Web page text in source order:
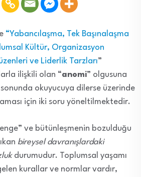
“Yabancılaşma, Tek Başınalaşma
Kültür, Organizasyon
ve Liderlik Tarzları”
ilişkili olan “anomi” olgusuna
sonunda okuyucuya dilerse üzerinde
için iki soru yöneltilmektedir.
ve bütünleşmenin bozulduğu
bireysel davranışlardaki
durumudur. Toplumsal yaşamı
kurallar ve normlar vardır,